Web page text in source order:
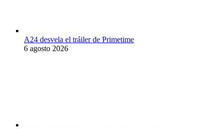
A24 desvela el tráiler de Primetime
6 agosto 2026